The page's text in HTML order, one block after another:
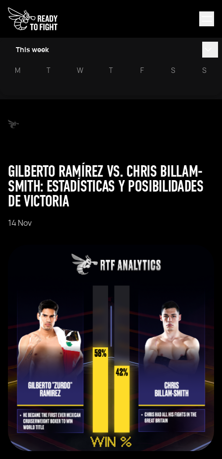
This week
M T W T F S S
GILBERTO RAMÍREZ VS. CHRIS BILLAM-
SMITH: ESTADÍSTICAS Y POSIBILIDADES
DE VICTORIA
14 Nov